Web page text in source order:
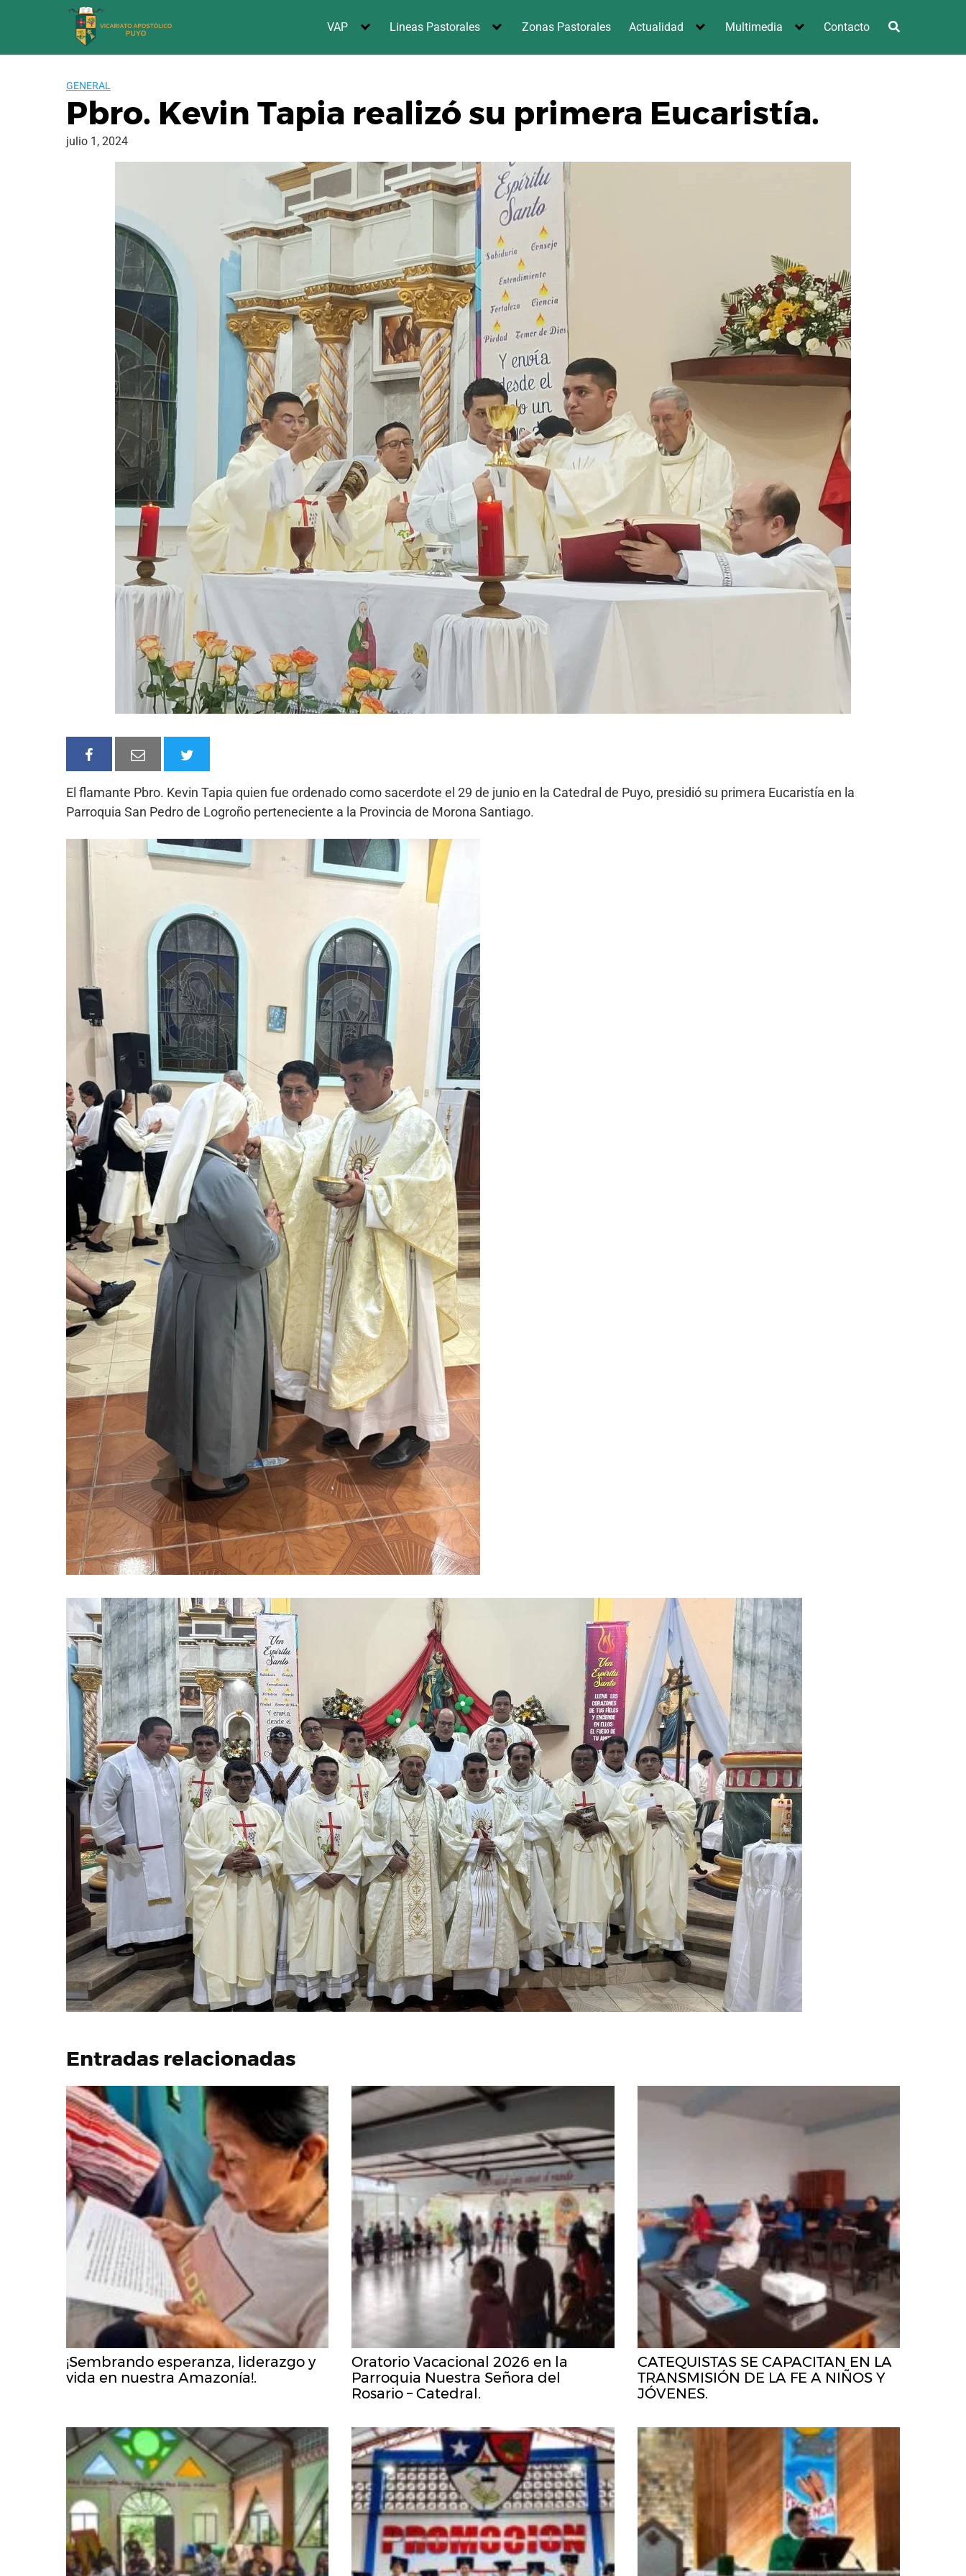
VAP Lineas Pastorales Zonas Pastorales Actualidad Multimedia Contacto
GENERAL
Pbro. Kevin Tapia realizó su primera Eucaristía.
julio 1, 2024
El flamante Pbro. Kevin Tapia quien fue ordenado como sacerdote el 29 de junio en la Catedral de Puyo, presidió su primera Eucaristía en la
Parroquia San Pedro de Logroño perteneciente a la Provincia de Morona Santiago.
Entradas relacionadas
¡Sembrando esperanza, liderazgo y
vida en nuestra Amazonía!.
Oratorio Vacacional 2026 en la
Parroquia Nuestra Señora del
Rosario – Catedral.
CATEQUISTAS SE CAPACITAN EN LA
TRANSMISIÓN DE LA FE A NIÑOS Y
JÓVENES.